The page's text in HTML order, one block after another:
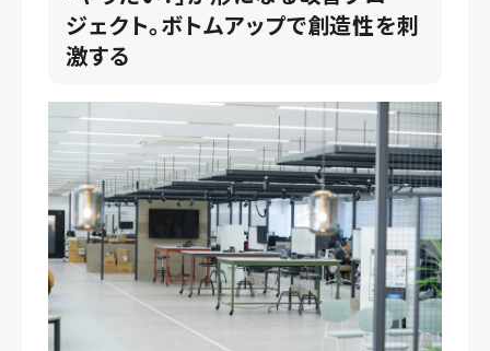
ジェクト。ボトムアップで創造性を刺
激する